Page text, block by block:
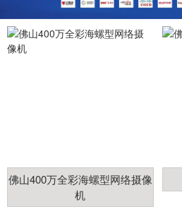
佛山400万全彩海螺型网络摄像
机